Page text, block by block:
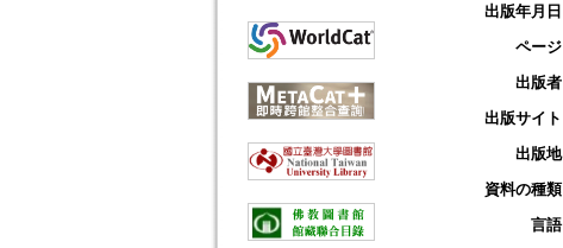
出版年月日
ページ
出版者
出版サイト
出版地
資料の種類
言語